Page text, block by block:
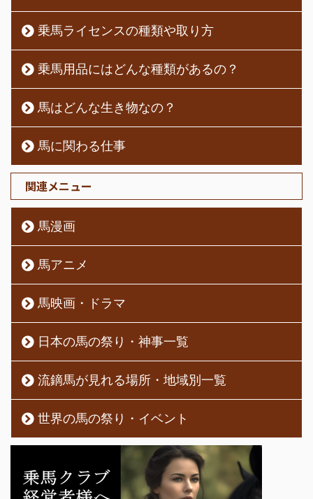
乗馬ライセンスの種類や取り方
乗馬用品にはどんな種類があるの？
馬はどんな生き物なの？
馬に関わる仕事
関連メニュー
馬漫画
馬アニメ
馬映画・ドラマ
日本の馬の祭り・神事一覧
流鏑馬が見れる場所・地域別一覧
世界の馬の祭り・イベント